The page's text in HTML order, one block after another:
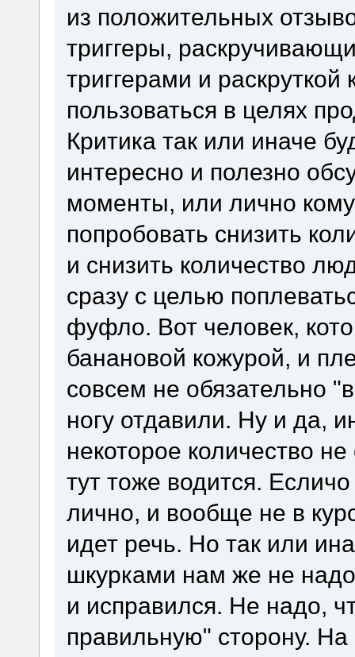
из положительных
триггеры,
триггерами и
пользоваться в целях
Критика так или иначе
интересно и полезно
моменты, или лично
попробовать снизить
и снизить количество
сразу с целью
фуфло. Вот человек,
банановой кожурой, и
совсем не обязательно
ногу отдавили. Ну и да,
некоторое количество
тут тоже водится.
лично, и вообще не в
идет речь. Но так или
шкурками нам же не
и исправился. Не надо,
правильную" сторону.